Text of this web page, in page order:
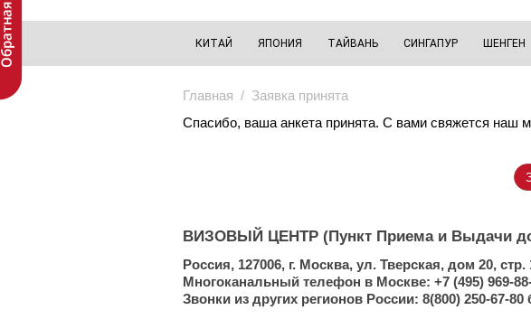
КИТАЙ ЯПОНИЯ ТАЙВАНЬ СИНГАПУР ШЕНГЕН
Главная / Заявка принята
Спасибо, ваша анкета принята. С вами свяжется наш
ВИЗОВЫЙ ЦЕНТР (Пункт Приема и Выдачи
Россия, 127006, г. Москва, ул. Тверская, дом 20,
Многоканальный телефон в Москве: +7 (495) 969-
Звонки из других регионов России: 8(800) 250-67-80